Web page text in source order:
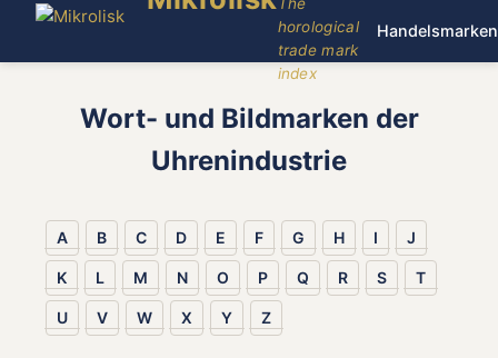
horological
trade mark
index
Handelsmarken
Wort- und Bildmarken der
Uhrenindustrie
A B C D E F G H I J
K L M N O P Q R S T
U V W X Y Z